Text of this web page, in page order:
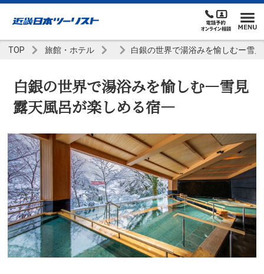
TOP 旅館・ホテル 白銀の世界で湯浴みを愉しむー雪
白銀の世界で湯浴みを愉しむ―雪見
露天風呂が楽しめる宿―